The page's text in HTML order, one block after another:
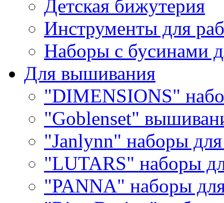
Детская бижутерия
Инструменты для
Наборы с бусинами
Для вышивания
"DIMENSIONS"
"Goblenset"
"Janlynn" наборы
"LUTARS" наборы
"PANNA" наборы